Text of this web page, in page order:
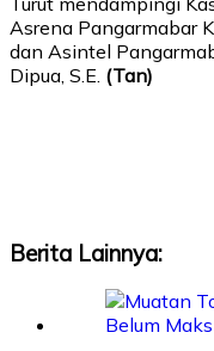
Asrena Pangarmabar
dan Asintel
Dipua, S.E. (Tan)
Berita Lainnya: